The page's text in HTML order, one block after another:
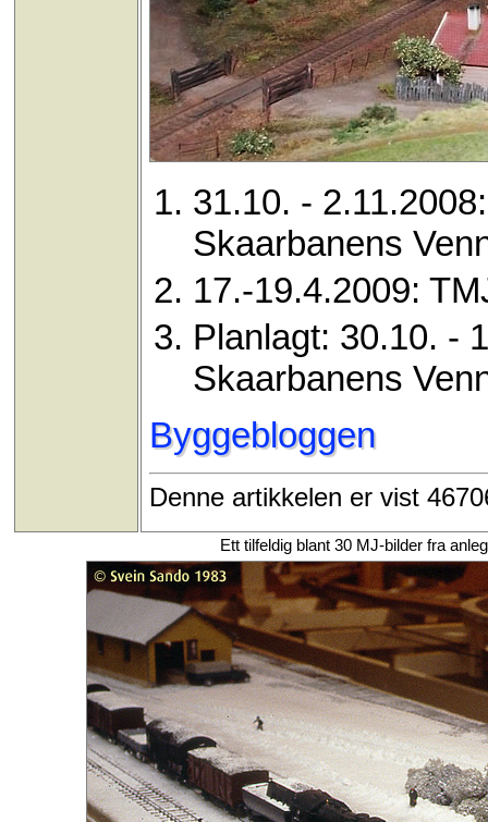
31.10. -
Skaarbanens
17.-19.4.2009:
Planlagt: 30.10. -
Skaarbanens
Byggebloggen
Denne artikkelen er vist
Ett tilfeldig blant 30 MJ-bilder fra